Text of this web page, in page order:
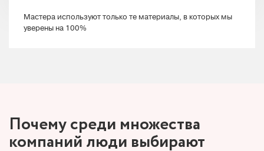
Мастера используют только те материалы, в которых мы
уверены на 100%
Почему среди множества
компаний люди выбирают